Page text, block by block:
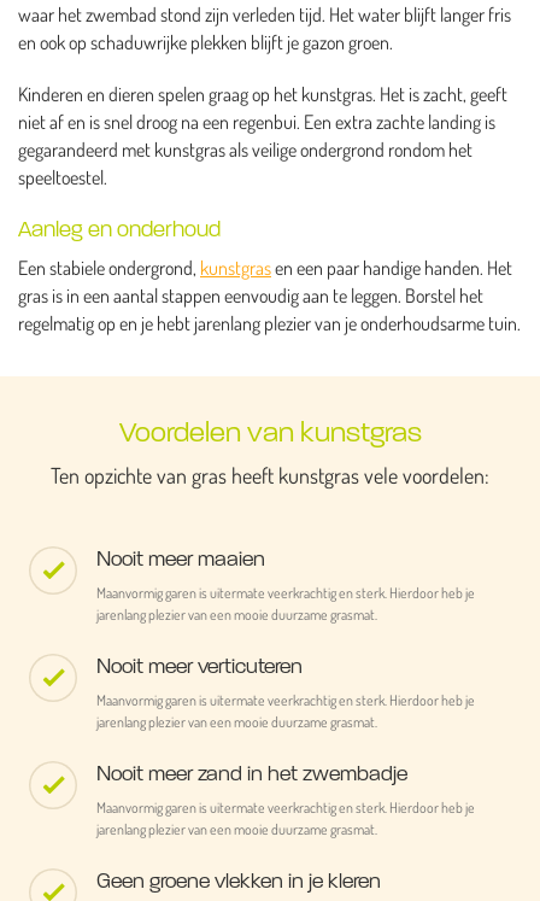
waar het zwembad stond zijn verleden tijd. Het water blijft langer fris
en ook op schaduwrijke plekken blijft je gazon groen.
Kinderen en dieren spelen graag op het kunstgras. Het is zacht, geeft
niet af en is snel droog na een regenbui. Een extra zachte landing is
gegarandeerd met kunstgras als veilige ondergrond rondom het
speeltoestel.
Aanleg en onderhoud
Een stabiele ondergrond, kunstgrasen een paar handige handen. Het
gras is in een aantal stappen eenvoudig aan te leggen. Borstel het
regelmatig op en je hebt jarenlang plezier van je onderhoudsarme tuin.
Voordelen van kunstgras
Ten opzichte van gras heeft kunstgras vele voordelen:
Nooit meer maaien
Maanvormig garen is uitermate veerkrachtig en sterk. Hierdoor heb je
jarenlang plezier van een mooie duurzame grasmat.
Nooit meer verticuteren
Maanvormig garen is uitermate veerkrachtig en sterk. Hierdoor heb je
jarenlang plezier van een mooie duurzame grasmat.
Nooit meer zand in het zwembadje
Maanvormig garen is uitermate veerkrachtig en sterk. Hierdoor heb je
jarenlang plezier van een mooie duurzame grasmat.
Geen groene vlekken in je kleren